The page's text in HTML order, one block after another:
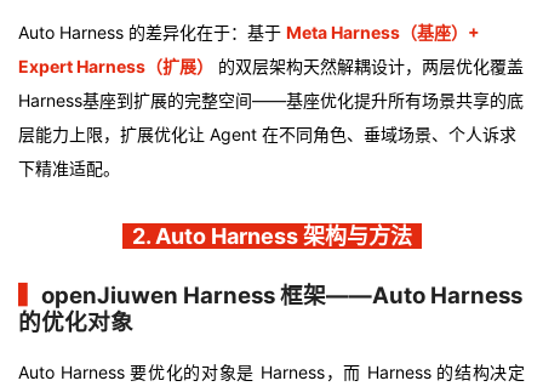
程
认
证
的
实
我
的
支
持
声
建
Auto Harness 的差异化在于：基于 Meta Harness（基座）+
Expert Harness（扩展）
的双层架构天然解耦设计，两层优化覆盖
Harness基座到扩展的完整空间——基座优化提升所有场景共享的底
层能力上限，扩展优化让 Agent 在不同角色、垂域场景、个人诉求
下精准适配。
2. Auto Harness 架构与方法
openJiuwen Harness 框架——Auto Harness
的优化对象
Auto Harness 要优化的对象是 Harness，而 Harness 的结构决定